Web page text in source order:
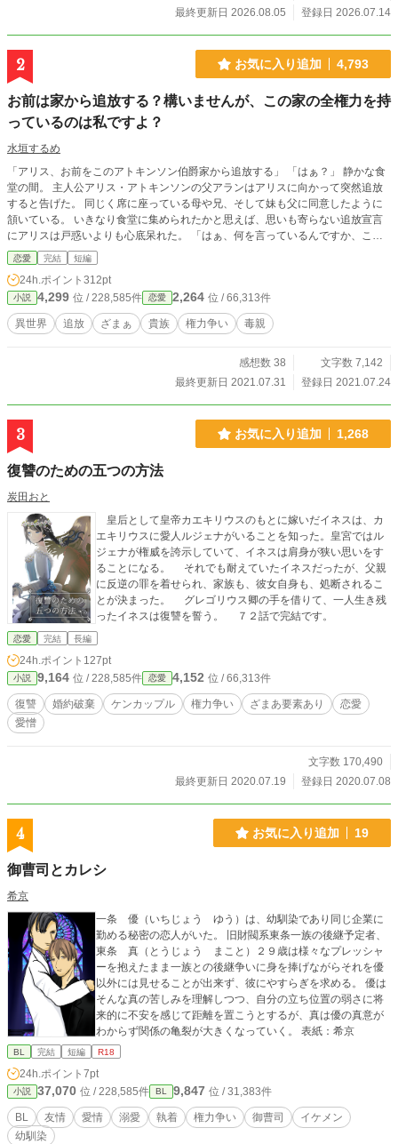
最終更新日 2026.08.05
登録日 2026.07.14
2 お気に入り追加 4,793
お前は家から追放する？構いませんが、この家の全権力を持
っているのは私ですよ？
水垣するめ
「アリス、お前をこのアトキンソン伯爵家から追放する」 「はぁ？」 静かな食
堂の間。 主人公アリス・アトキンソンの父アランはアリスに向かって突然追放
すると告げた。 同じく席に座っている母や兄、そして妹も父に同意したように
頷いている。 いきなり食堂に集められたかと思えば、思いも寄らない追放宣言
にアリスは戸惑いよりも心底呆れた。 「はぁ、何を言っているんですか、この
領地を経営しているのは私ですよ？」 「ああ、その経営も最近軌道に乗ってき
たのでな、お前はもう用済みになったから追放する」 父のあまりに無茶苦茶な
言い分にアリスは辟易する。 「いいでしょう。そんなに出ていって欲しいなら
出ていってあげます」 アリスは家から一度出る決心をする。 それを聞いて両親
や兄弟は大喜びした。 アリスはそれを哀れみの目で見ながら家を出る。 彼らが
これから地獄を見ることを知っていたからだ。 「大方、私が今まで稼いだお金
て、この家の全権力を持っているのは私なのに」 後悔したところでもう遅い。
恋愛 完結 短編
24h.ポイント 312pt
小説 4,299 位 / 228,585件 恋愛 2,264 位 / 66,313件
異世界 追放 ざまぁ 貴族 権力争い 毒親
感想数 38
文字数 7,142
最終更新日 2021.07.31
登録日 2021.07.24
3 お気に入り追加 1,268
復讐のための五つの方法
炭田おと
皇后として皇帝カエキリウスのもとに嫁いだイネスは、カ
エキリウスに愛人ルジェナがいることを知った。皇宮ではル
ジェナが権威を誇示していて、イネスは肩身が狭い思いをす
ることになる。 それでも耐えていたイネスだったが、父親
に反逆の罪を着せられ、家族も、彼女自身も、処断されるこ
とが決まった。 グレゴリウス卿の手を借りて、一人生き残
ったイネスは復讐を誓う。 ７２話で完結です。
恋愛 完結 長編
24h.ポイント 127pt
小説 9,164 位 / 228,585件 恋愛 4,152 位 / 66,313件
復讐 婚約破棄 ケンカップル 権力争い ざまあ要素あり
恋愛
愛憎
文字数 170,490
最終更新日 2020.07.19
登録日 2020.07.08
4 お気に入り追加 19
御曹司とカレシ
希京
一条 優（いちじょう ゆう）は、幼馴染であり同じ企業に
勤める秘密の恋人がいた。 旧財閥系東条一族の後継予定者、
東条 真（とうじょう まこと）２９歳は様々なプレッシャ
ーを抱えたまま一族との後継争いに身を捧げながらそれを優
以外には見せることが出来ず、彼にやすらぎを求める。 優は
そんな真の苦しみを理解しつつ、自分の立ち位置の弱さに将
来的に不安を感じて距離を置こうとするが、真は優の真意が
わからず関係の亀裂が大きくなっていく。 表紙：希京
BL 完結 短編 R18
24h.ポイント 7pt
小説 37,070 位 / 228,585件 BL 9,847 位 / 31,383件
BL 友情 愛情 溺愛 執着 権力争い 御曹司
イケメン
幼馴染